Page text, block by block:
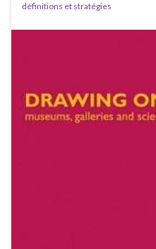
définitions et stratégies